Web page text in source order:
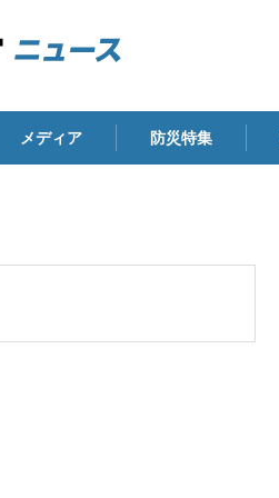
メディア 防災特集